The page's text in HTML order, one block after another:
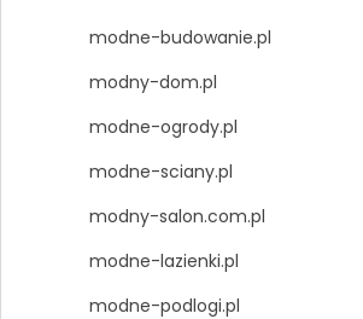
modne-budowanie.pl
modny-dom.pl
modne-ogrody.pl
modne-sciany.pl
modny-salon.com.pl
modne-lazienki.pl
modne-podlogi.pl